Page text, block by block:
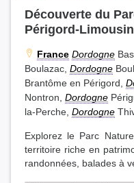
Découverte du
Périgord-Limousin
France Dordogne
Boulazac, Dordogne
Brantôme en Périgord,
Nontron, Dordogne
la-Perche, Dordogne
Explorez le Parc
territoire riche en
randonnées, balades à